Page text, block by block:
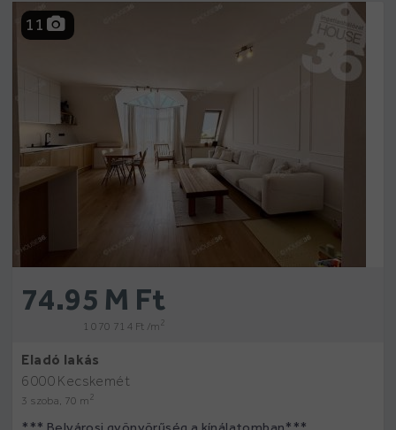
11
74.95 M Ft
1 070 714 Ft /m 2
Eladó lakás
6000 Kecskemét
3 szoba, 70 m2